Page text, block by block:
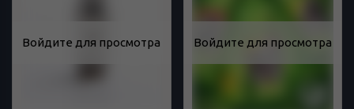
Войдите для просмотра Войдите для просмотра